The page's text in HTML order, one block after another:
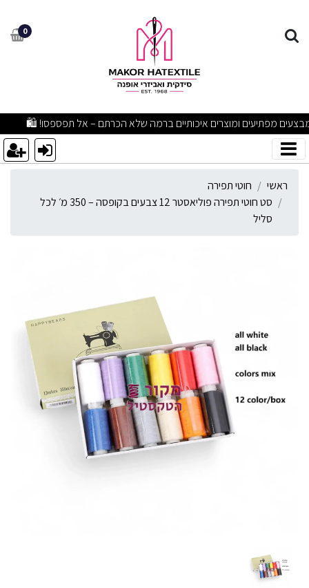
סט חוטי תפירה פוליאסטר 12 צבעים בקופסה – 350 מ׳ לכל סליל 0
מבצעים מפתיעים ומוצרים איכותיים ברמה שלא הכרתם – אל
ראשי
חוטי תפירה
סט חוטי תפירה פוליאסטר 12 צבעים בקופסה – 350 מ׳ לכל
סליל